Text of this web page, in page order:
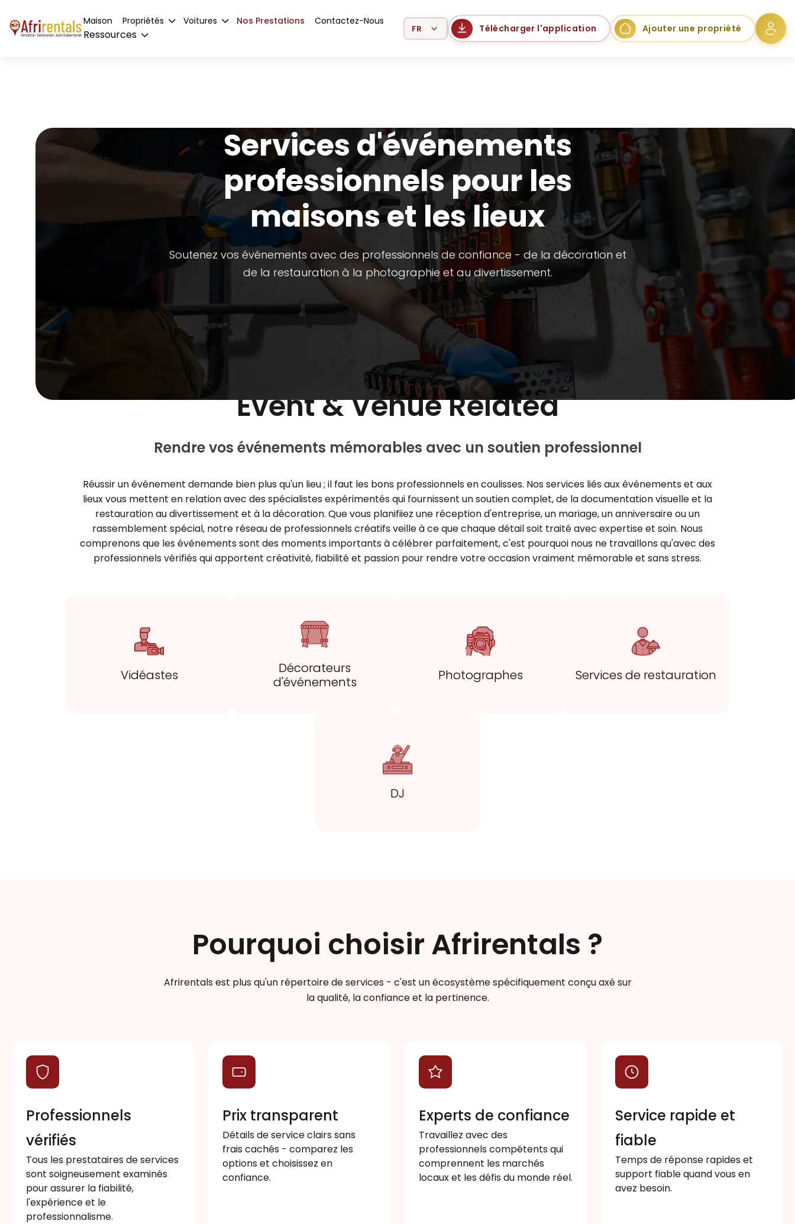
Maison Propriétés Voitures Nos Prestations Contactez-Nous
Ressources
Select Language Télécharger l'application Ajouter une propriété
Services d'événements
professionnels pour les
maisons et les lieux
Soutenez vos événements avec des professionnels de confiance - de la décoration et
de la restauration à la photographie et au divertissement.
Event & Venue Related
Rendre vos événements mémorables avec un soutien professionnel
Réussir un événement demande bien plus qu'un lieu ; il faut les bons professionnels en coulisses. Nos services liés aux événements et aux
lieux vous mettent en relation avec des spécialistes expérimentés qui fournissent un soutien complet, de la documentation visuelle et la
restauration au divertissement et à la décoration. Que vous planifiiez une réception d'entreprise, un mariage, un anniversaire ou un
rassemblement spécial, notre réseau de professionnels créatifs veille à ce que chaque détail soit traité avec expertise et soin. Nous
comprenons que les événements sont des moments importants à célébrer parfaitement, c'est pourquoi nous ne travaillons qu'avec des
professionnels vérifiés qui apportent créativité, fiabilité et passion pour rendre votre occasion vraiment mémorable et sans stress.
Vidéastes
Décorateurs
d'événements
Photographes Services de restauration
DJ
Pourquoi choisir Afrirentals ?
Afrirentals est plus qu'un répertoire de services - c'est un écosystème spécifiquement conçu axé sur
la qualité, la confiance et la pertinence.
Professionnels
vérifiés
Tous les prestataires de services
sont soigneusement examinés
pour assurer la fiabilité,
l'expérience et le
professionnalisme.
Prix transparent
Détails de service clairs sans
frais cachés - comparez les
options et choisissez en
confiance.
Experts de confiance
Travaillez avec des
professionnels compétents qui
comprennent les marchés
locaux et les défis du monde réel.
Service rapide et
fiable
Temps de réponse rapides et
support fiable quand vous en
avez besoin.